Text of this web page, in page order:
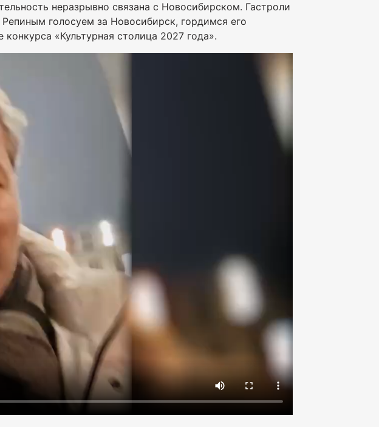
неразрывно связана с Новосибирском. Гастроли
голосуем за Новосибирск, гордимся его
«Культурная столица 2027 года».